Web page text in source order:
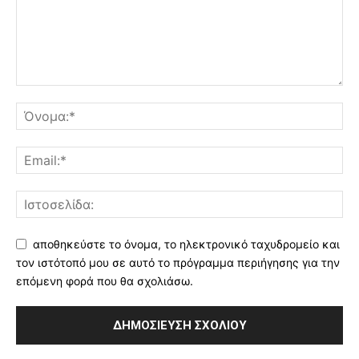
αποθηκεύστε το όνομα, το ηλεκτρονικό ταχυδρομείο και
τον ιστότοπό μου σε αυτό το πρόγραμμα περιήγησης για την
επόμενη φορά που θα σχολιάσω.